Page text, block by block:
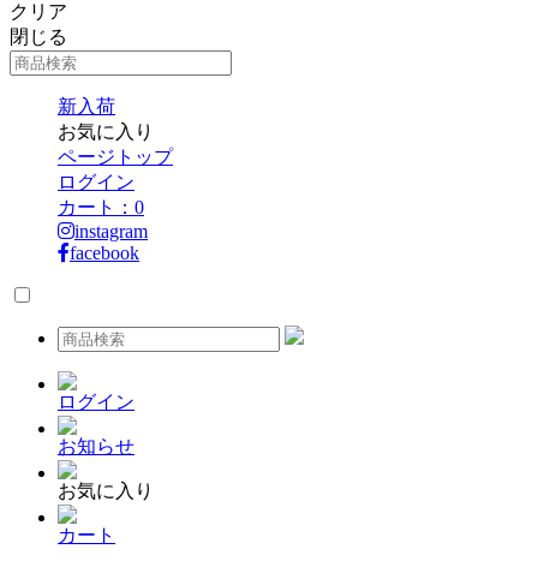
クリア
閉じる
新入荷
お気に入り
ページトップ
ログイン
カート： 0
instagram
facebook
ログイン
お知らせ
お気に入り
カート